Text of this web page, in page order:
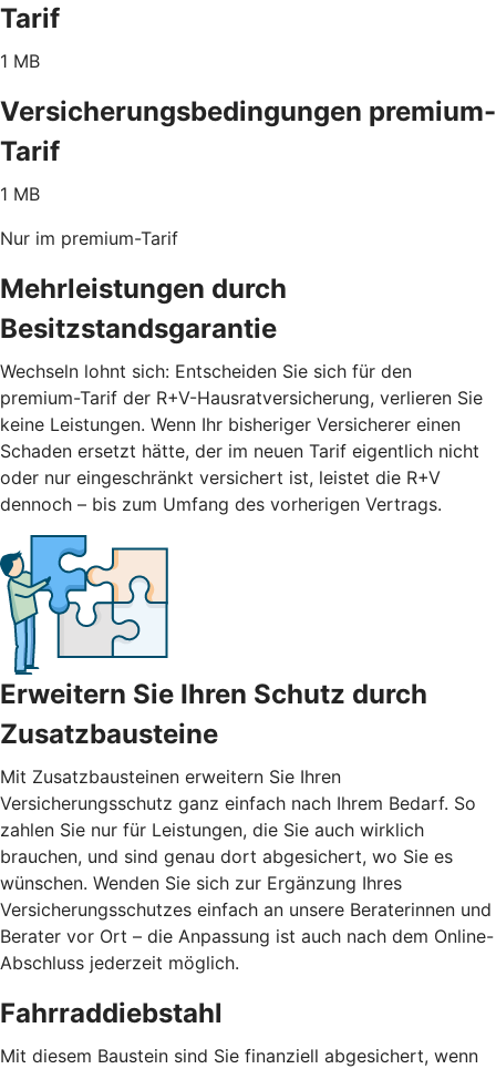
Tarif
1 MB
Versicherungsbedingungen premium-
Tarif
1 MB
Nur im premium-Tarif
Mehrleistungen durch
Besitzstandsgarantie
Wechseln lohnt sich: Entscheiden Sie sich für den
premium-Tarif der R+V-Hausratversicherung, verlieren Sie
keine Leistungen. Wenn Ihr bisheriger Versicherer einen
Schaden ersetzt hätte, der im neuen Tarif eigentlich nicht
oder nur eingeschränkt versichert ist, leistet die R+V
dennoch – bis zum Umfang des vorherigen Vertrags.
Erweitern Sie Ihren Schutz durch
Zusatzbausteine
Mit Zusatzbausteinen erweitern Sie Ihren
Versicherungsschutz ganz einfach nach Ihrem Bedarf. So
zahlen Sie nur für Leistungen, die Sie auch wirklich
brauchen, und sind genau dort abgesichert, wo Sie es
wünschen. Wenden Sie sich zur Ergänzung Ihres
Versicherungsschutzes einfach an unsere Beraterinnen und
Berater vor Ort – die Anpassung ist auch nach dem Online-
Abschluss jederzeit möglich.
Fahrraddiebstahl
Mit diesem Baustein sind Sie finanziell abgesichert, wenn